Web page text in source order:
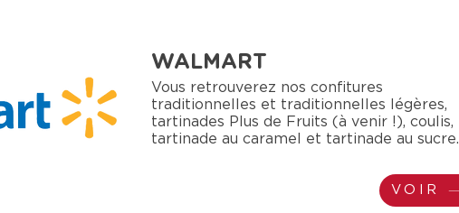
WALMART
Vous retrouverez nos confitures
traditionnelles et traditionnelles légères,
tartinades Plus de Fruits (à venir !), coulis,
tartinade au caramel et tartinade au sucre.
VOIR